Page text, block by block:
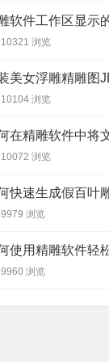
10321 浏览
10104 浏览
10072 浏览
9979 浏览
9960 浏览